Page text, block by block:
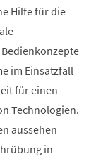
Hilfe für die
im Einsatzfall
für einen
Technologien.
aussehen
in